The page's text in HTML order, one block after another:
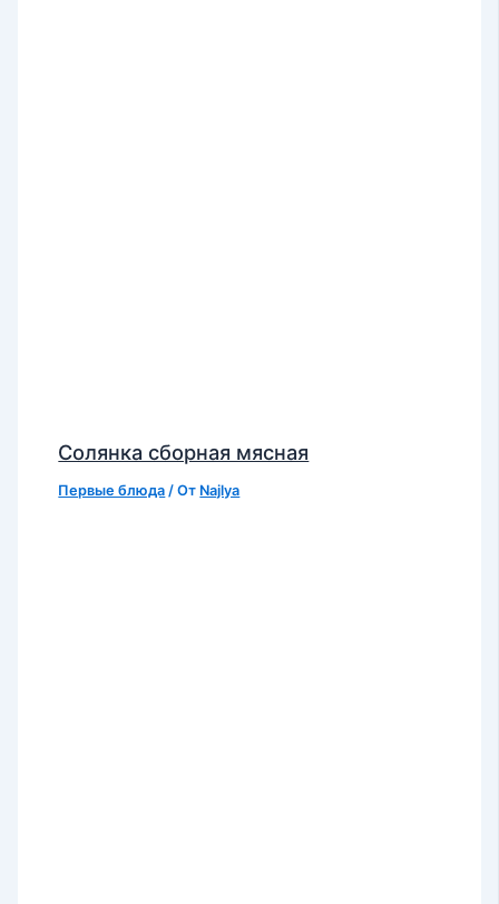
Солянка сборная мясная
Первые блюда / От Najlya